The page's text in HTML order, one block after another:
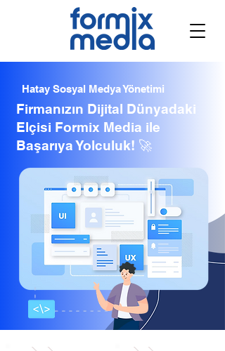
Hatay Sosyal Medya Yönetimi
Firmanızın Dijital Dünyadaki
Elçisi Formix Media ile
Başarıya Yolculuk! 🚀